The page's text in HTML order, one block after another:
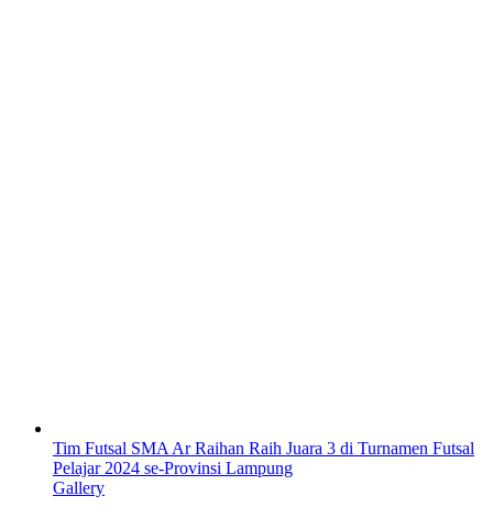
Tim Futsal SMA Ar Raihan Raih Juara 3 di Turnamen Futsal
Pelajar 2024 se-Provinsi Lampung
Gallery